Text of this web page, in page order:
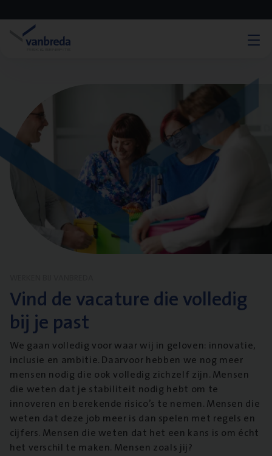
Vind de vacature die volledig
bij je past
We gaan volledig voor waar wij in geloven: innovatie,
inclusie en ambitie. Daarvoor hebben we nog meer
mensen nodig die ook volledig zichzelf zijn. Mensen
die weten dat je stabiliteit nodig hebt om te
innoveren en berekende risico’s te nemen. Mensen die
weten dat deze job meer is dan spelen met regels en
cijfers. Mensen die weten dat het een kans is om écht
het verschil te maken. Mensen zoals jij?